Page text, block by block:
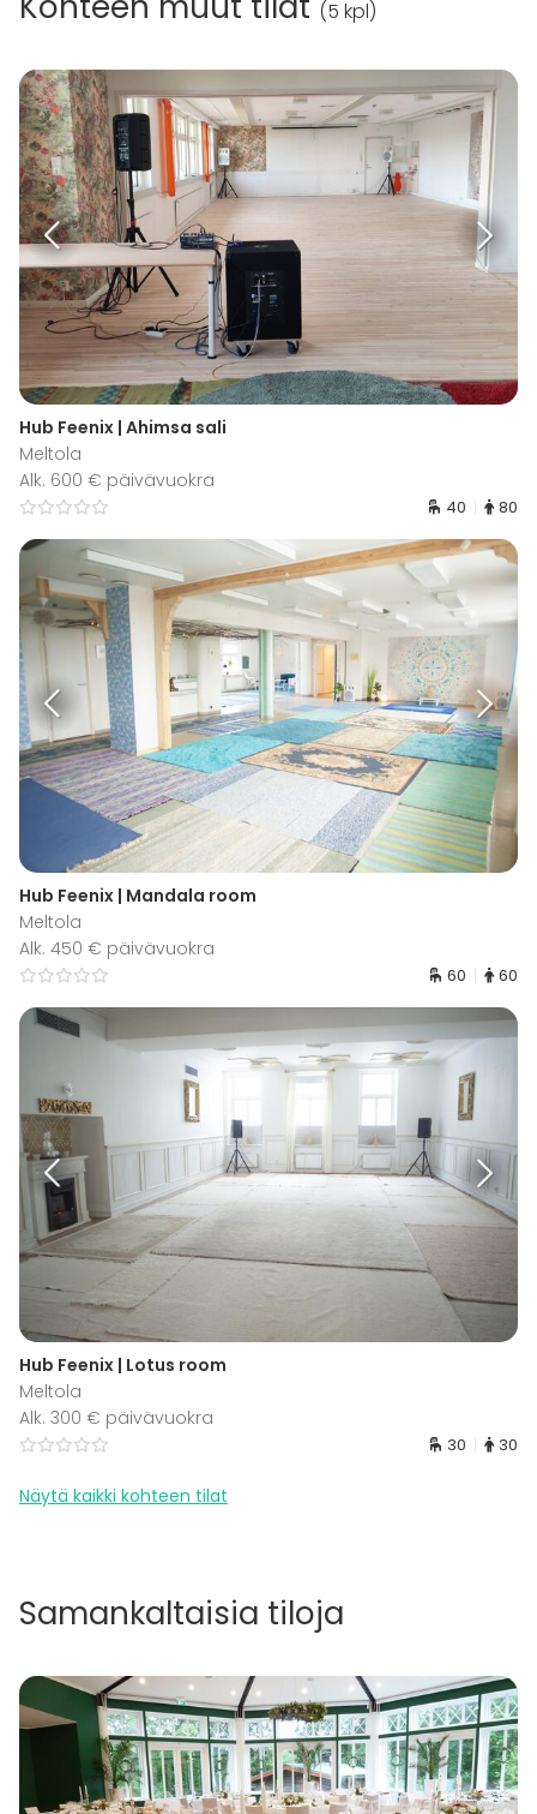
(5 kpl)
Hub Feenix | Ahimsa sali
Meltola
Alk. 600 € päivävuokra
40 80
Hub Feenix | Mandala room
Meltola
Alk. 450 € päivävuokra
60 60
Hub Feenix | Lotus room
Meltola
Alk. 300 € päivävuokra
30 30
Näytä kaikki kohteen tilat
Samankaltaisia tiloja